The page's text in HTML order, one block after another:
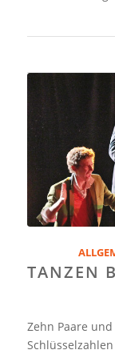
TANZEN
Zehn Paare